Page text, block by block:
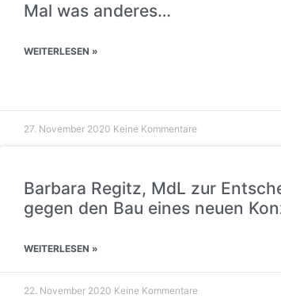
Mal was anderes…
WEITERLESEN »
27. November 2020 Keine Kommentare
Barbara Regitz, MdL zur
gegen den Bau eines neuen
WEITERLESEN »
22. November 2020 Keine Kommentare